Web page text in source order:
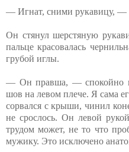
— Игнат, сними рукавицу, —
Он стянул шерстяную
пальце красовалась
грубой иглы.
— Он правша, — спокойно
шов на левом плече. Я сама
сорвался с крыши, чинил
не срослось. Он левой
трудом может, не то что
мужику. Это исключено